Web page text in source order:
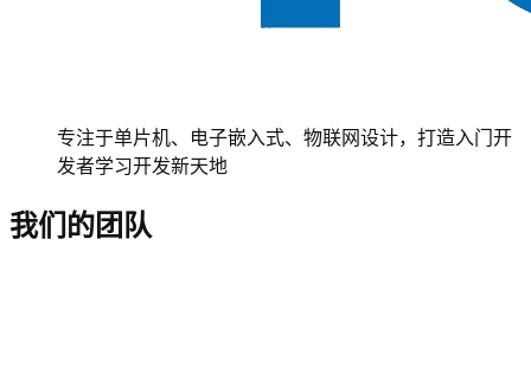
专注于单片机、电子嵌入式、物联网设计，打造入门开
发者学习开发新天地
我们的团队